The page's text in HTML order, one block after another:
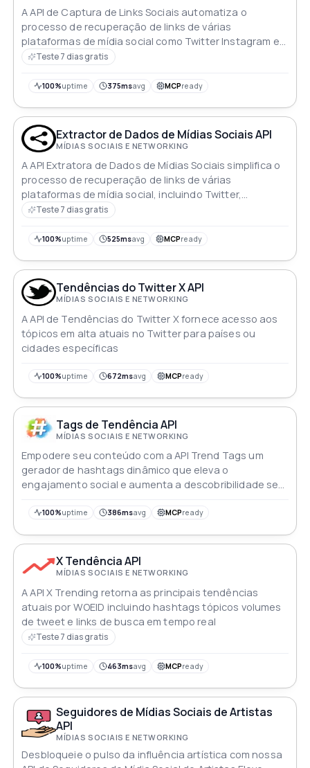
A API de Captura de Links Sociais automatiza o
processo de recuperação de links de várias
plataformas de mídia social como Twitter Instagram e
Facebook
Teste 7 dias gratis
100%uptime 375msavg MCPready
Extractor de Dados de Mídias Sociais API
MÍDIAS SOCIAIS E NETWORKING
A API Extratora de Dados de Mídias Sociais simplifica o
processo de recuperação de links de várias
plataformas de mídia social, incluindo Twitter,
Instagram e Facebook
Teste 7 dias gratis
100%uptime 525msavg MCPready
Tendências do Twitter X API
MÍDIAS SOCIAIS E NETWORKING
A API de Tendências do Twitter X fornece acesso aos
tópicos em alta atuais no Twitter para países ou
cidades específicas
100%uptime 672msavg MCPready
Tags de Tendência API
MÍDIAS SOCIAIS E NETWORKING
Empodere seu conteúdo com a API Trend Tags um
gerador de hashtags dinâmico que eleva o
engajamento social e aumenta a descobribilidade sem
100%uptime 386msavg MCPready
X Tendência API
MÍDIAS SOCIAIS E NETWORKING
A API X Trending retorna as principais tendências
atuais por WOEID incluindo hashtags tópicos volumes
de tweet e links de busca em tempo real
Teste 7 dias gratis
100%uptime 463msavg MCPready
Seguidores de Mídias Sociais de Artistas
API
MÍDIAS SOCIAIS E NETWORKING
Desbloqueie o pulso da influência artística com nossa